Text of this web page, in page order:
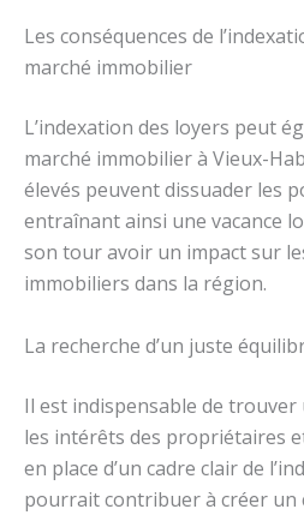
Les conséquences de
marché immobilier
L’indexation des loyers peut
marché immobilier à Vieux-
élevés peuvent dissuader les
entraînant ainsi une vacance
son tour avoir un impact sur
immobiliers dans la région.
La recherche d’un juste
Il est indispensable de
les intérêts des propriétaires
en place d’un cadre clair de
pourrait contribuer à créer un